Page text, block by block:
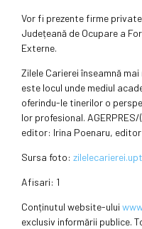
Vor fi prezente firme
Județeană de Ocupare a
Externe.
Zilele Carierei înseamnă
este locul unde mediul
oferindu-le tinerilor o
lor profesional.
editor: Irina Poenaru,
Sursa foto:
Afisari: 1
Conținutul website-ului
exclusiv informării publice.